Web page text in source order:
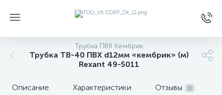
Трубка ПВХ Кембрик
Трубка ТВ-40 ПВХ d12мм «кембрик» (м)
Rexant 49-5011
Описание Характеристики Отзывы 0